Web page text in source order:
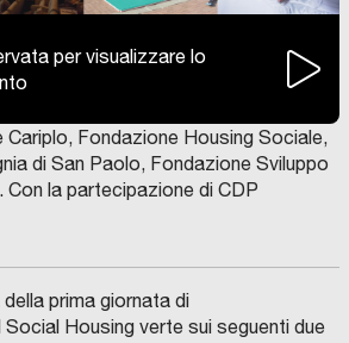
per visualizzare lo
Cariplo, Fondazione Housing Sociale,
di San Paolo, Fondazione Sviluppo
Con la partecipazione di CDP
prima giornata di
Housing verte sui seguenti due